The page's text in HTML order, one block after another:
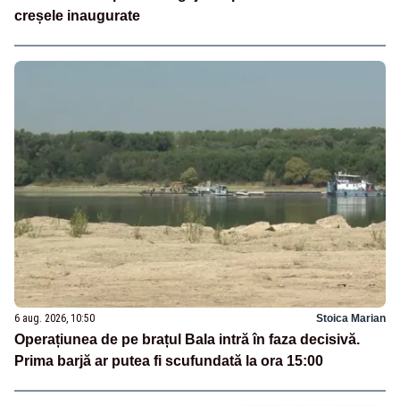
creșele inaugurate
6 aug. 2026, 10:50 Stoica Marian
Operațiunea de pe brațul Bala intră în faza decisivă.
Prima barjă ar putea fi scufundată la ora 15:00